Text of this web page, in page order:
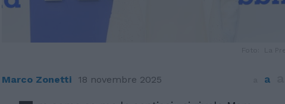
Marco Zonetti 18 novembre 2025 a